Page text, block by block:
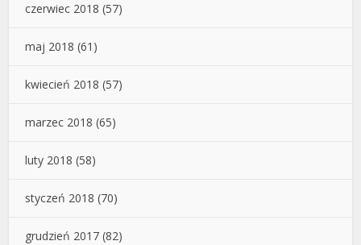
czerwiec 2018 (57)
maj 2018 (61)
kwiecień 2018 (57)
marzec 2018 (65)
luty 2018 (58)
styczeń 2018 (70)
grudzień 2017 (82)